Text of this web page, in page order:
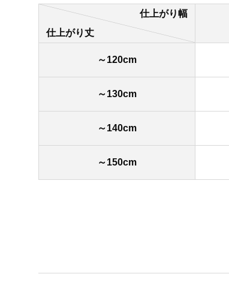
仕上がり幅
仕上がり丈
～120cm
～130cm
～140cm
～150cm